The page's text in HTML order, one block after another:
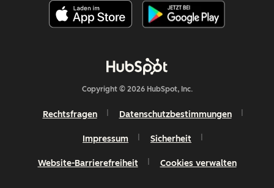
Copyright © 2026 HubSpot, Inc.
Rechtsfragen Datenschutzbestimmungen
Impressum Sicherheit
Website-Barrierefreiheit Cookies verwalten